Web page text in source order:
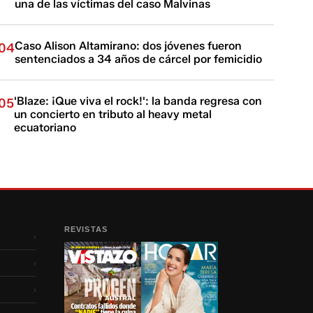
una de las víctimas del caso Malvinas
Caso Alison Altamirano: dos jóvenes fueron
sentenciados a 34 años de cárcel por femicidio
'Blaze: ¡Que viva el rock!': la banda regresa con
un concierto en tributo al heavy metal
ecuatoriano
›
›
›
REVISTAS